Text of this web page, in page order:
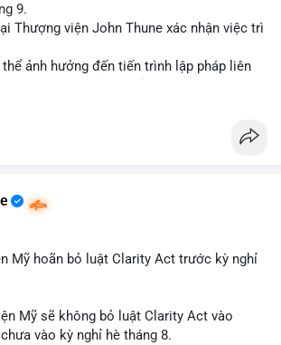
9.
Thượng viện John Thune xác nhận việc trì
ảnh hưởng đến tiến trình lập pháp liên
Mỹ hoãn bỏ luật Clarity Act trước kỳ nghỉ
Mỹ sẽ không bỏ luật Clarity Act vào
vào kỳ nghỉ hè tháng 8.